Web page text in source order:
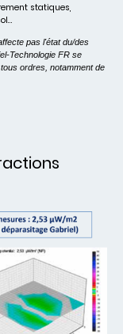
statiques,
pas l'état du/des
Technologie FR se
ordres, notamment de